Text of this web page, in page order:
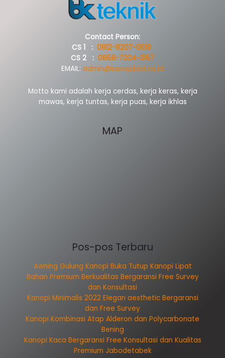
Contact Person:
CS 1 : 0812-8207-0519
CS 2 : 0858-7204-3157
EMAIL: admin@kanopibsd.co.id
Motto kami adalah kerja cerdas, kerja keras, kerja
mawas, kerja tuntas, kerja puas, kerja ikhlas
MAP
Pos-pos Terbaru
Awning Gulung Kanopi Buka Tutup Kanopi Lipat
Bahan Premium Berkualitas Bergaransi Free Survey
dan Konsultasi
Kanopi Minimalis 2022 Elegan aesthetic Bergaransi
dan Free Survey
Kanopi Kombinasi Atap Alderon dan Polycarbonate
Bening
Kanopi Kaca Bergaransi Free Konsultasi dan Kualitas
Premium Jabodetabek